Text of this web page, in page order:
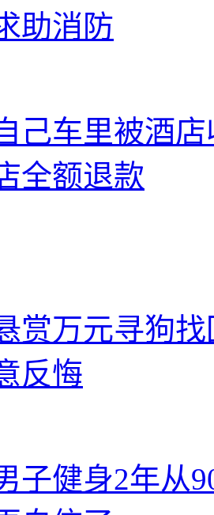
助消防
己车里被酒
全额退款
赏万元寻狗
反悔
子健身2年从